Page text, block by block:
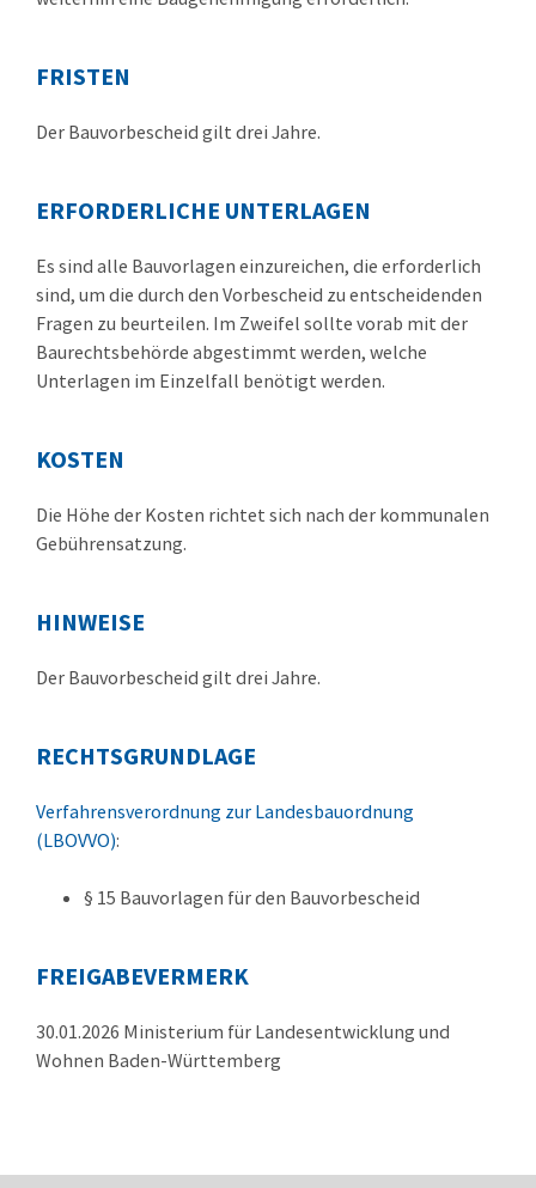
FRISTEN
Der Bauvorbescheid gilt drei Jahre.
ERFORDERLICHE UNTERLAGEN
Es sind alle Bauvorlagen einzureichen, die erforderlich
sind, um die durch den Vorbescheid zu entscheidenden
Fragen zu beurteilen. Im Zweifel sollte vorab mit der
Baurechtsbehörde abgestimmt werden, welche
Unterlagen im Einzelfall benötigt werden.
KOSTEN
Die Höhe der Kosten richtet sich nach der kommunalen
Gebührensatzung.
HINWEISE
Der Bauvorbescheid gilt drei Jahre.
RECHTSGRUNDLAGE
Verfahrensverordnung zur Landesbauordnung
(LBOVVO):
§ 15 Bauvorlagen für den Bauvorbescheid
FREIGABEVERMERK
30.01.2026 Ministerium für Landesentwicklung und
Wohnen Baden-Württemberg